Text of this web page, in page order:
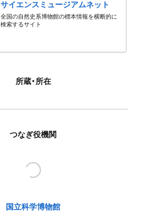
サイエンスミュージアムネット
全国の自然史系博物館の標本情報を横断的に
検索するサイト
所蔵・所在
つなぎ役機関
国立科学博物館